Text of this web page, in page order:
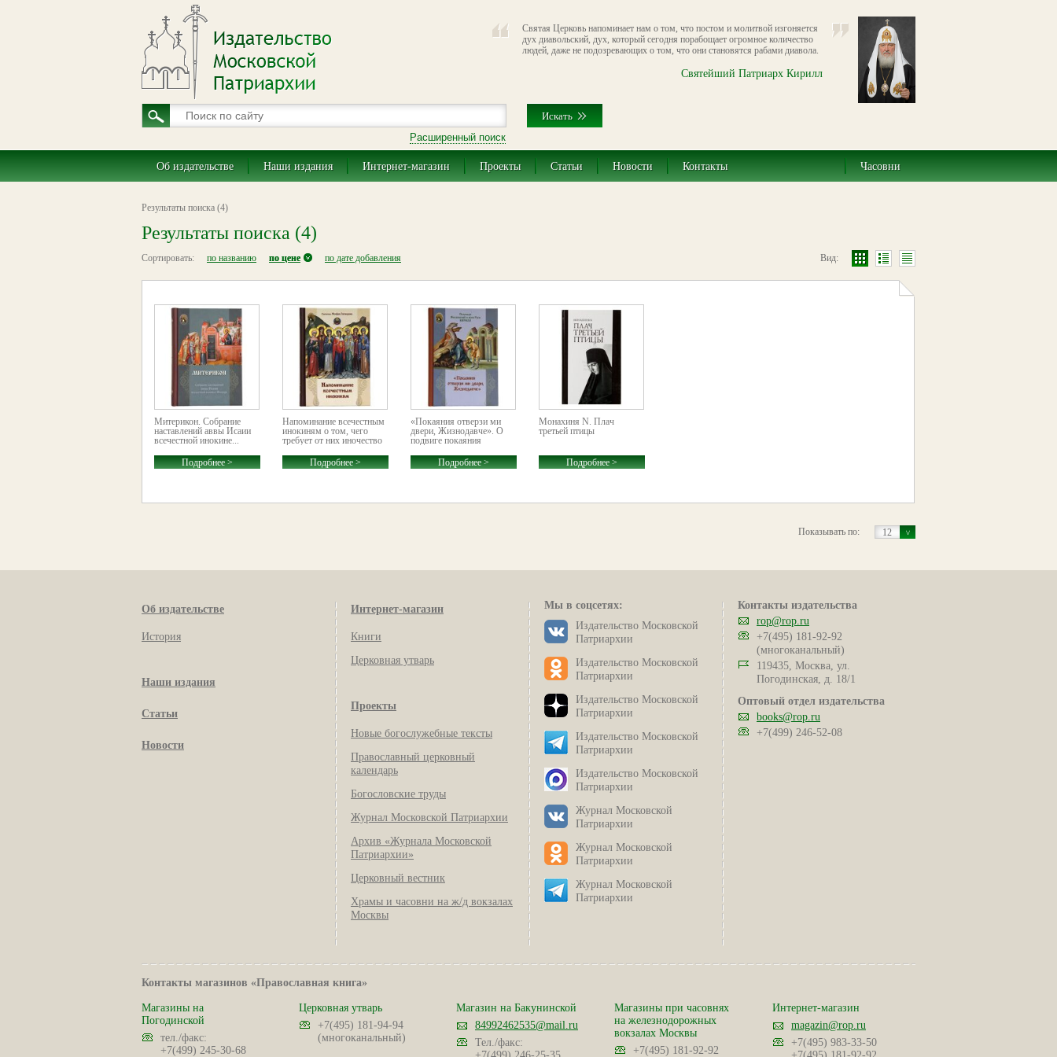
Святая Церковь напоминает нам о том, что постом и молитвой изгоняется
дух диавольский, дух, который сегодня порабощает огромное количество
людей, даже не подозревающих о том, что они становятся рабами диавола.
Святейший Патриарх Кирилл
Расширенный поиск
Об издательстве Наши издания Интернет-магазин Проекты Статьи Новости Контакты Часовни
Результаты поиска (4)
Результаты поиска (4)
Сортировать: Вид:
по названию по цене по дате добавления
Митерикон. Собрание
наставлений аввы Исаии
всечестной инокине...
Подробнее >
Напоминание всечестным
инокиням о том, чего
требует от них иночество
Подробнее >
«Покаяния отверзи ми
двери, Жизнодавче». О
подвиге покаяния
Подробнее >
Монахиня N. Плач
третьей птицы
Подробнее >
12
Показывать по:
Об издательстве
История
Наши издания
Статьи
Новости
Интернет-магазин
Книги
Церковная утварь
Проекты
Новые богослужебные тексты
Православный церковный
календарь
Богословские труды
Журнал Московской Патриархии
Архив «Журнала Московской
Патриархии»
Церковный вестник
Храмы и часовни на ж/д вокзалах
Москвы
Мы в соцсетях:
Издательство Московской
Патриархии
Издательство Московской
Патриархии
Издательство Московской
Патриархии
Издательство Московской
Патриархии
Издательство Московской
Патриархии
Журнал Московской
Патриархии
Журнал Московской
Патриархии
Журнал Московской
Патриархии
Контакты издательства
rop@rop.ru
+7(495) 181-92-92
(многоканальный)
119435, Москва, ул.
Погодинская, д. 18/1
Оптовый отдел издательства
books@rop.ru
+7(499) 246-52-08
Контакты магазинов «Православная книга»
Магазины на
Погодинской
тел./факс:
+7(499) 245-30-68
Церковная утварь
+7(495) 181-94-94
(многоканальный)
Магазин на Бакунинской
84992462535@mail.ru
Тел./факс:
Магазины при часовнях
на железнодорожных
вокзалах Москвы
+7(495) 181-92-92
Интернет-магазин
magazin@rop.ru
+7(495) 983-33-50